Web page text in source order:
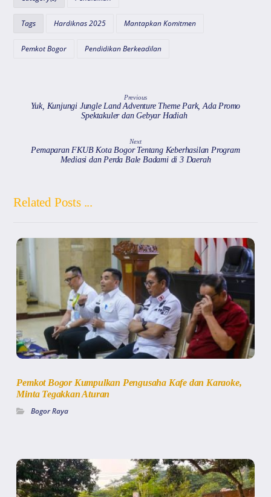
p
o
o
k
m s
Tags Hardiknas 2025 Mantapkan Komitmen
Pemkot Bogor Pendidikan Berkeadilan
Previous
Yuk, Kunjungi Jungle Land Adventure Theme Park, Ada Promo
Spektakuler dan Gebyar Hadiah
Next
Pemaparan FKUB Kota Bogor Tentang Keberhasilan Program
Mediasi dan Perda Bale Badami di 3 Daerah
Related Posts ...
Pemkot Bogor Kumpulkan Pengusaha Kafe dan Karaoke,
Minta Tegakkan Aturan
Bogor Raya